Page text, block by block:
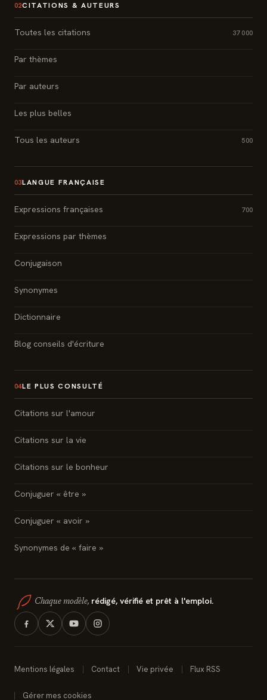
02CITATIONS & AUTEURS
Toutes les citations 37 000
Par thèmes
Par auteurs
Les plus belles
Tous les auteurs 500
03LANGUE FRANÇAISE
Expressions françaises 700
Expressions par thèmes
Conjugaison
Synonymes
Dictionnaire
Blog conseils d'écriture
04LE PLUS CONSULTÉ
Citations sur l'amour
Citations sur la vie
Citations sur le bonheur
Conjuguer « être »
Conjuguer « avoir »
Synonymes de « faire »
Chaque modèle, rédigé, vérifié et prêt à l'emploi.
Mentions légales Contact Vie privée Flux RSS
Gérer mes cookies